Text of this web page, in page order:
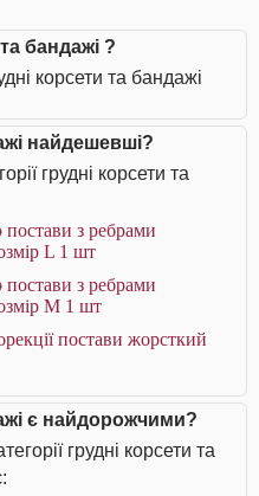
бандажі ?
корсети та бандажі
найдешевші?
грудні корсети та
з ребрами
L 1 шт
з ребрами
М 1 шт
постави жорсткий
є найдорожчими?
грудні корсети та